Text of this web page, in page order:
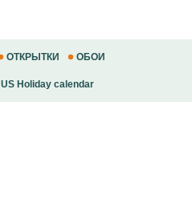
ОТКРЫТКИ ОБОИ
US Holiday calendar